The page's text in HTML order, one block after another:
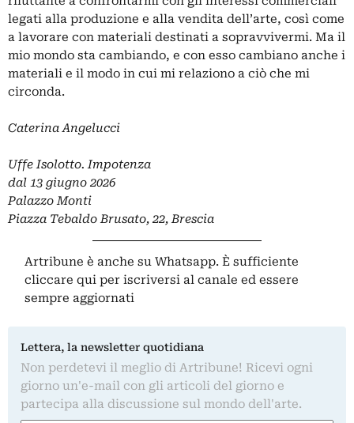
legati alla produzione e alla vendita dell’arte, così come
a lavorare con materiali destinati a sopravvivermi. Ma il
mio mondo sta cambiando, e con esso cambiano anche i
materiali e il modo in cui mi relaziono a ciò che mi
circonda.
Caterina Angelucci
Uffe Isolotto. Impotenza
dal 13 giugno 2026
Palazzo Monti
Piazza Tebaldo Brusato, 22, Brescia
Artribune è anche su Whatsapp. È sufficiente
cliccare qui per iscriversi al canale ed essere
sempre aggiornati
Lettera, la newsletter quotidiana
Non perdetevi il meglio di Artribune! Ricevi ogni
giorno un'e-mail con gli articoli del giorno e
partecipa alla discussione sul mondo dell'arte.